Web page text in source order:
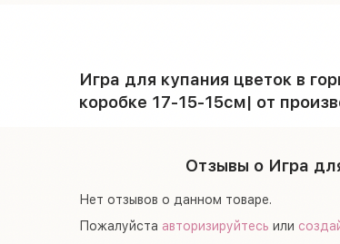
Игра для купания цветок в
коробке 17-15-15см| от
Отзывы о Игра
Нет отзывов о данном товаре.
Пожалуйста авторизируйтесь или